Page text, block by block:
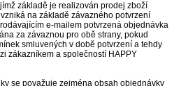
základě je realizován prodej zboží
na základě závazného potvrzení
e-mailem potvrzená objednávka
za závaznou pro obě strany, pokud
smluvených v době potvrzení a tehdy
zákazníkem a společností HAPPY
se považuje zejména obsah objednávky